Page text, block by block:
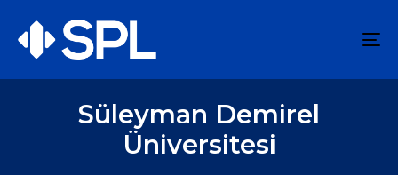
Süleyman Demirel
Üniversitesi